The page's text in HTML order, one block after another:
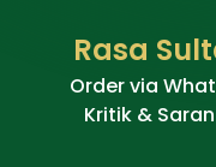
Rasa
Order via
Kritik &